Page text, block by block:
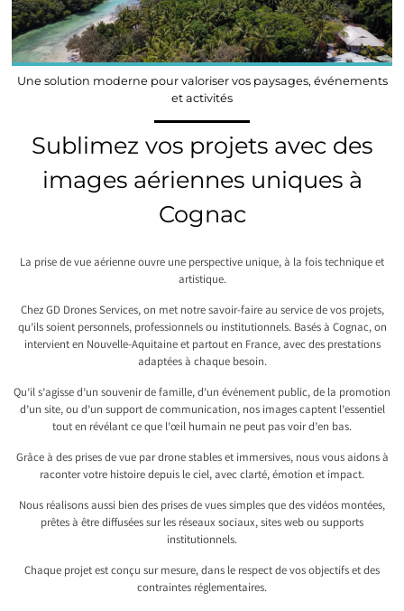
Une solution moderne pour valoriser vos paysages, événements
et activités
Sublimez vos projets avec des
images aériennes uniques à
Cognac
La prise de vue aérienne ouvre une perspective unique, à la fois technique et
artistique.
Chez GD Drones Services, on met notre savoir-faire au service de vos projets,
qu’ils soient personnels, professionnels ou institutionnels. Basés à Cognac, on
intervient en Nouvelle-Aquitaine et partout en France, avec des prestations
adaptées à chaque besoin.
Qu’il s’agisse d’un souvenir de famille, d’un événement public, de la promotion
d’un site, ou d’un support de communication, nos images captent l’essentiel
tout en révélant ce que l’œil humain ne peut pas voir d’en bas.
Grâce à des prises de vue par drone stables et immersives, nous vous aidons à
raconter votre histoire depuis le ciel, avec clarté, émotion et impact.
Nous réalisons aussi bien des prises de vues simples que des vidéos montées,
prêtes à être diffusées sur les réseaux sociaux, sites web ou supports
institutionnels.
Chaque projet est conçu sur mesure, dans le respect de vos objectifs et des
contraintes réglementaires.